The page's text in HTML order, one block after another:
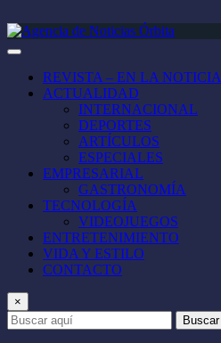
REVISTA – EN LA NOTICIA
ACTUALIDAD
INTERNACIONAL
DEPORTES
ARTÍCULOS
ESPECIALES
EMPRESARIAL
GASTRONOMÍA
TECNOLOGÍA
VIDEOJUEGOS
ENTRETENIMIENTO
VIDA Y ESTILO
CONTACTO
×
Buscar